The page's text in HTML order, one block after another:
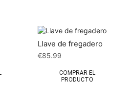
Llave de fregadero
€85.99
COMPRAR EL
PRODUCTO